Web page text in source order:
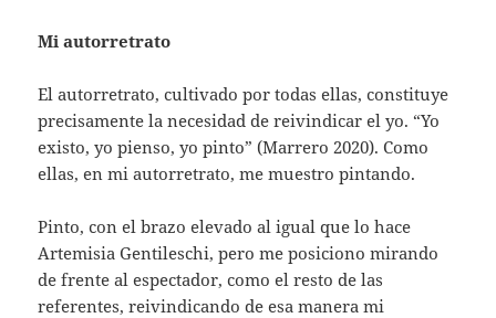
Mi autorretrato
El autorretrato, cultivado por todas ellas, constituye
precisamente la necesidad de reivindicar el yo. “Yo
existo, yo pienso, yo pinto” (Marrero 2020). Como
ellas, en mi autorretrato, me muestro pintando.
Pinto, con el brazo elevado al igual que lo hace
Artemisia Gentileschi, pero me posiciono mirando
de frente al espectador, como el resto de las
referentes, reivindicando de esa manera mi